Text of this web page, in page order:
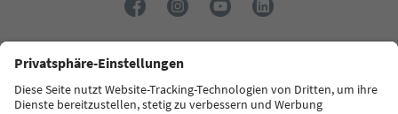
Sprache: Deutsch